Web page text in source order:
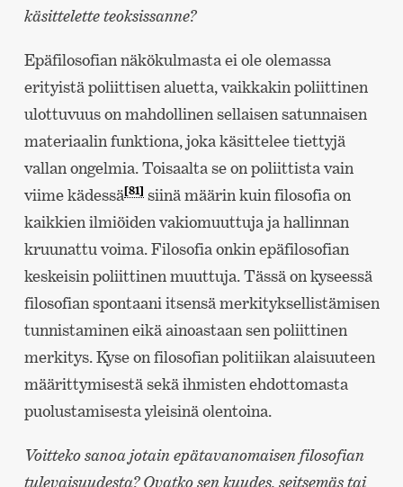
käsittelette teoksissanne?
Epäfilosofian näkökulmasta ei ole olemassa
erityistä poliittisen aluetta, vaikkakin poliittinen
ulottuvuus on mahdollinen sellaisen satunnaisen
materiaalin funktiona, joka käsittelee tiettyjä
vallan ongelmia. Toisaalta se on poliittista vain
viime kädessä[81]siinä määrin kuin filosofia on
kaikkien ilmiöiden vakiomuuttuja ja hallinnan
kruunattu voima. Filosofia onkin epäfilosofian
keskeisin poliittinen muuttuja. Tässä on kyseessä
filosofian spontaani itsensä merkityksellistämisen
tunnistaminen eikä ainoastaan sen poliittinen
merkitys. Kyse on filosofian politiikan alaisuuteen
määrittymisestä sekä ihmisten ehdottomasta
puolustamisesta yleisinä olentoina.
Voitteko sanoa jotain epätavanomaisen filosofian
tulevaisuudesta? Ovatko sen kuudes, seitsemäs tai